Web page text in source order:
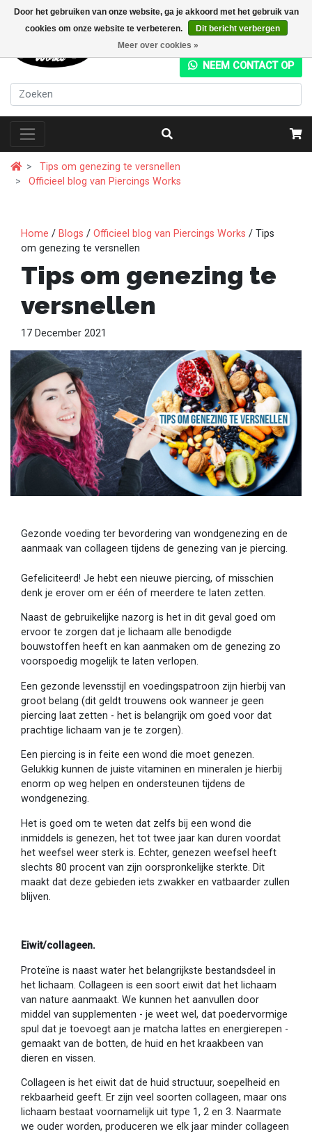
Door het gebruiken van onze website, ga je akkoord met het gebruik van
cookies om onze website te verbeteren.
Dit bericht verbergen
Meer over cookies »
NEEM CONTACT OP
Tips om genezing te versnellen
Officieel blog van Piercings Works
Home / Blogs / Officieel blog van Piercings Works / Tips
om genezing te versnellen
Tips om genezing te
versnellen
17 December 2021
Gezonde voeding ter bevordering van wondgenezing en de
aanmaak van collageen tijdens de genezing van je piercing.
Gefeliciteerd! Je hebt een nieuwe piercing, of misschien
denk je erover om er één of meerdere te laten zetten.
Naast de gebruikelijke nazorg is het in dit geval goed om
ervoor te zorgen dat je lichaam alle benodigde
bouwstoffen heeft en kan aanmaken om de genezing zo
voorspoedig mogelijk te laten verlopen.
Een gezonde levensstijl en voedingspatroon zijn hierbij van
groot belang (dit geldt trouwens ook wanneer je geen
piercing laat zetten - het is belangrijk om goed voor dat
prachtige lichaam van je te zorgen).
Een piercing is in feite een wond die moet genezen.
Gelukkig kunnen de juiste vitaminen en mineralen je hierbij
enorm op weg helpen en ondersteunen tijdens de
wondgenezing.
Het is goed om te weten dat zelfs bij een wond die
inmiddels is genezen, het tot twee jaar kan duren voordat
het weefsel weer sterk is. Echter, genezen weefsel heeft
slechts 80 procent van zijn oorspronkelijke sterkte. Dit
maakt dat deze gebieden iets zwakker en vatbaarder zullen
blijven.
Eiwit/collageen.
Proteïne is naast water het belangrijkste bestandsdeel in
het lichaam. Collageen is een soort eiwit dat het lichaam
van nature aanmaakt. We kunnen het aanvullen door
middel van supplementen - je weet wel, dat poedervormige
spul dat je toevoegt aan je matcha lattes en energierepen -
gemaakt van de botten, de huid en het kraakbeen van
dieren en vissen.
Collageen is het eiwit dat de huid structuur, soepelheid en
rekbaarheid geeft. Er zijn veel soorten collageen, maar ons
lichaam bestaat voornamelijk uit type 1, 2 en 3. Naarmate
we ouder worden, produceren we elk jaar minder collageen